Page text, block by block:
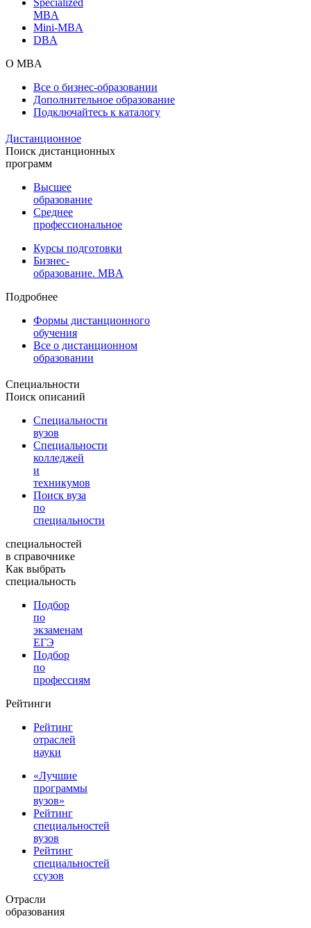
MBA
Mini-MBA
DBA
О MBA
Все о бизнес-образовании
Дополнительное образование
Подключайтесь к каталогу
Дистанционное
Поиск дистанционных
программ
Высшее
образование
Среднее
профессиональное
Курсы подготовки
Бизнес-
образование. MBA
Подробнее
Формы дистанционного
обучения
Все о дистанционном
образовании
Специальности
Поиск описаний
Специальности
вузов
Специальности
колледжей
и
техникумов
Поиск вуза
по
специальности
специальностей
в справочнике
Как выбрать
специальность
Подбор
по
экзаменам
ЕГЭ
Подбор
по
профессиям
Рейтинги
Рейтинг
отраслей
науки
«Лучшие
программы
вузов»
Рейтинг
специальностей
вузов
Рейтинг
специальностей
ссузов
Отрасли
образования